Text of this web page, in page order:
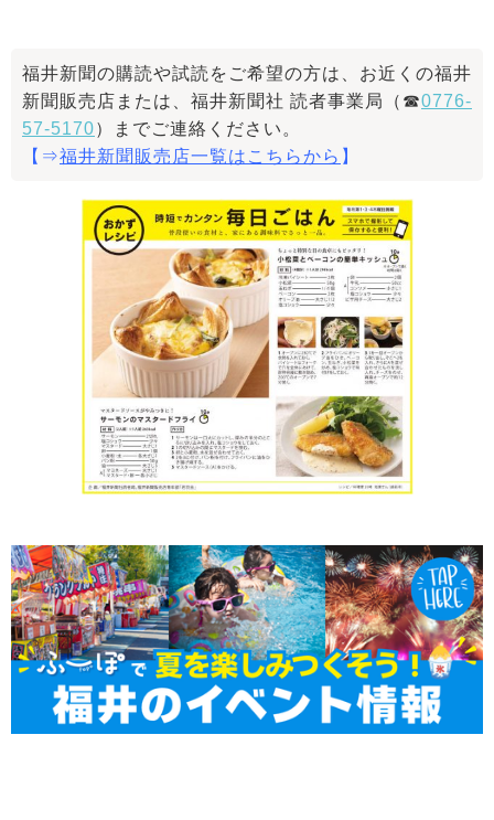
福井新聞の購読や試読をご希望の方は、お近くの福井
新聞販売店または、福井新聞社 読者事業局（☎0776-
57-5170）までご連絡ください。
【⇒福井新聞販売店一覧はこちらから 】